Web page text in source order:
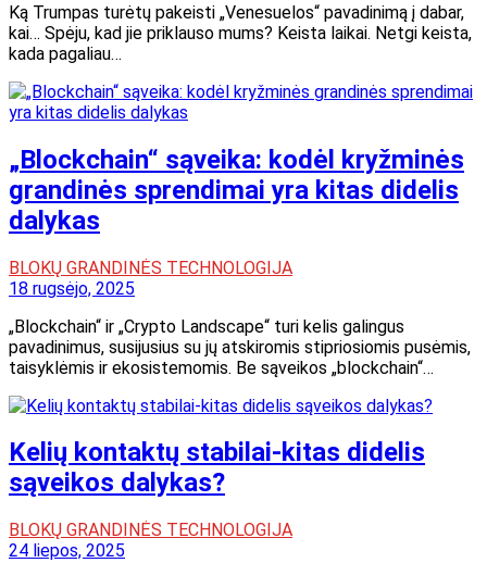
Ką Trumpas turėtų pakeisti „Venesuelos“ pavadinimą į dabar,
kai… Spėju, kad jie priklauso mums? Keista laikai. Netgi keista,
kada pagaliau…
„Blockchain“ sąveika: kodėl kryžminės
grandinės sprendimai yra kitas didelis
dalykas
BLOKŲ GRANDINĖS TECHNOLOGIJA
18 rugsėjo, 2025
„Blockchain“ ir „Crypto Landscape“ turi kelis galingus
pavadinimus, susijusius su jų atskiromis stipriosiomis pusėmis,
taisyklėmis ir ekosistemomis. Be sąveikos „blockchain“…
Kelių kontaktų stabilai-kitas didelis
sąveikos dalykas?
BLOKŲ GRANDINĖS TECHNOLOGIJA
24 liepos, 2025